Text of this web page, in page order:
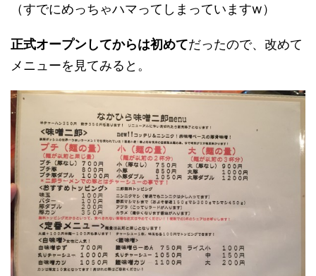
（すでにめっちゃハマってしまっていますw）
正式オープンしてからは初めてだったので、改めて
メニューを見てみると。